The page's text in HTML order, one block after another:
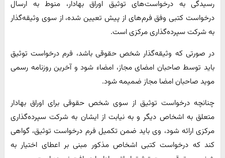
رسیدگی به درخواست‌های توثیق اوراق بهادار، منوط به ارسال
درخواست کتبی وفق فرم‌های از پیش تعیین شده، از سوی وثیقه‌گذار
به شرکت سپرده‌گذاری مرکزی است.
در صورتی که وثیقه‌گذار شخص حقوقی باشد، فرم درخواست توثیق
باید توسط صاحبان امضای مجاز، امضاء شود و آخرین روزنامه رسمی
موید صاحبان امضا مجاز ضمیمه شود.
چنانچه درخواست توثیق از سوی شخص حقوقی برای اوراق بهادار
متعلق به اشخاص دیگر و به نیابت از ایشان به شرکت سپرده‌گذاری
مرکزی ارائه شود، وی باید ضمن تکمیل فرم‌ درخواست توثیق، گواهی
کند که درخواست کتبی اشخاص مذکور مبنی بر اعطای اختیار به